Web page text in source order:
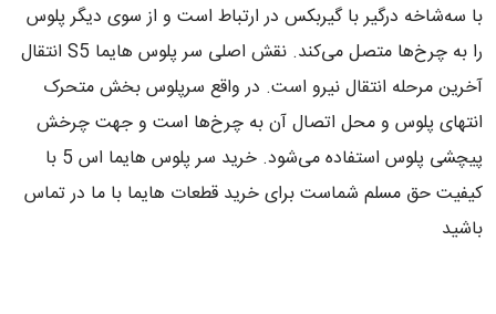
با سه‌شاخه درگیر با گیربکس در ارتباط است و از سوی دیگر پلوس
را به چرخ‌ها متصل می‌کند. نقش اصلی سر پلوس هایما S5 انتقال
آخرین مرحله انتقال نیرو است. در واقع سرپلوس بخش متحرک
انتهای پلوس و محل اتصال آن به چرخ‌ها است و جهت چرخش
پیچشی پلوس استفاده می‌شود. خرید سر پلوس هایما اس 5 با
کیفیت حق مسلم شماست برای خرید قطعات هایما با ما در تماس
باشید